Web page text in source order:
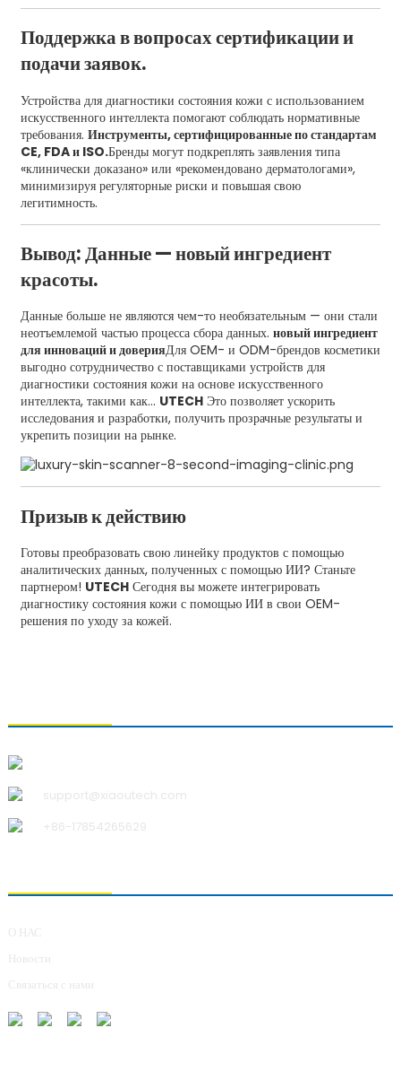
Поддержка в вопросах сертификации и
подачи заявок.
Устройства для диагностики состояния кожи с использованием
искусственного интеллекта помогают соблюдать нормативные
требования. Инструменты, сертифицированные по стандартам
CE, FDA и ISO.Бренды могут подкреплять заявления типа
«клинически доказано» или «рекомендовано дерматологами»,
минимизируя регуляторные риски и повышая свою
легитимность.
Вывод: Данные — новый ингредиент
красоты.
Данные больше не являются чем-то необязательным — они стали
неотъемлемой частью процесса сбора данных. новый ингредиент
для инноваций и доверияДля OEM- и ODM-брендов косметики
выгодно сотрудничество с поставщиками устройств для
диагностики состояния кожи на основе искусственного
интеллекта, такими как... UTECHЭто позволяет ускорить
исследования и разработки, получить прозрачные результаты и
укрепить позиции на рынке.
Призыв к действию
Готовы преобразовать свою линейку продуктов с помощью
аналитических данных, полученных с помощью ИИ? Станьте
партнером! UTECHСегодня вы можете интегрировать
диагностику состояния кожи с помощью ИИ в свои OEM-
решения по уходу за кожей.
support@xiaoutech.com
+86-17854265629
О НАС
Новости
Связаться с нами